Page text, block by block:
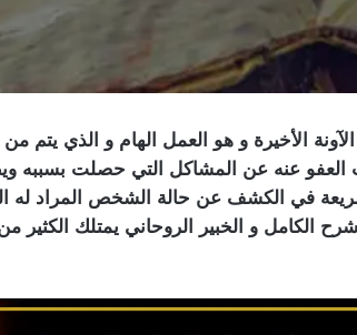
الأخيرة و هو العمل الهام و الذي يتم من
العفو عنه عن المشاكل التي حصلت بسببه
في الكشف عن حالة الشخص المراد له
الكامل و الخبير الروحاني يمتلك